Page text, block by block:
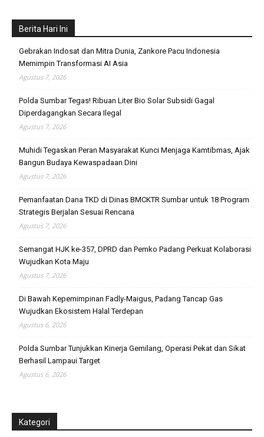
Berita Hari Ini
Gebrakan Indosat dan Mitra Dunia, Zankore Pacu Indonesia
Memimpin Transformasi AI Asia
Agustus 7, 2026
Polda Sumbar Tegas! Ribuan Liter Bio Solar Subsidi Gagal
Diperdagangkan Secara Ilegal
Agustus 7, 2026
Muhidi Tegaskan Peran Masyarakat Kunci Menjaga Kamtibmas, Ajak
Bangun Budaya Kewaspadaan Dini
Agustus 7, 2026
Pemanfaatan Dana TKD di Dinas BMCKTR Sumbar untuk 18 Program
Strategis Berjalan Sesuai Rencana
Agustus 7, 2026
Semangat HJK ke-357, DPRD dan Pemko Padang Perkuat Kolaborasi
Wujudkan Kota Maju
Agustus 7, 2026
Di Bawah Kepemimpinan Fadly-Maigus, Padang Tancap Gas
Wujudkan Ekosistem Halal Terdepan
Agustus 6, 2026
Polda Sumbar Tunjukkan Kinerja Gemilang, Operasi Pekat dan Sikat
Berhasil Lampaui Target
Agustus 6, 2026
Kategori